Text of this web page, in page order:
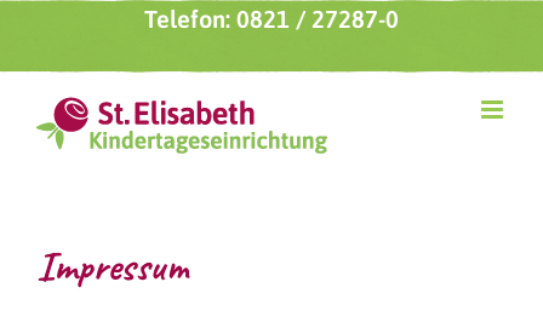
springen
Telefon: 0821 / 27287-0
Impressum